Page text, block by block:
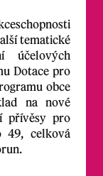
tematické
účelových
Dotace pro
obce
na nové
přívěsy pro
49, celková